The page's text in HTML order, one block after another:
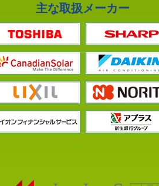
主な取扱メーカー